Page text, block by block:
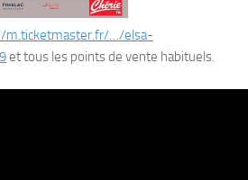
m.ticketmaster.fr/…/elsa-
et tous les points de vente habituels.